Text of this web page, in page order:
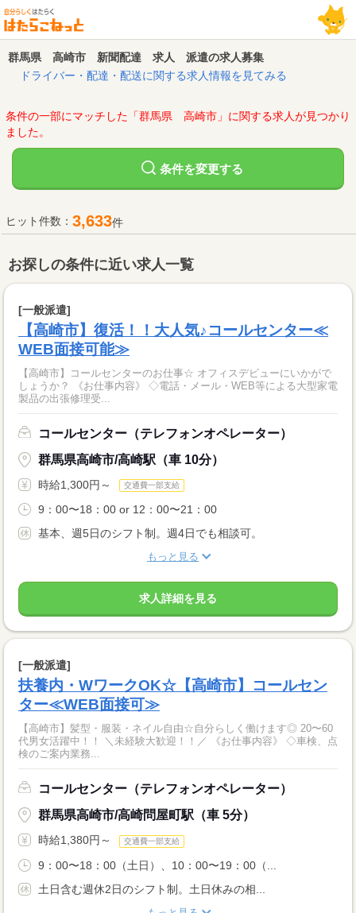
群馬県 高崎市 新聞配達 求人 派遣の求人募集
ドライバー・配達・配送に関する求人情報を見てみる
条件の一部にマッチした「群馬県 高崎市」に関する求人が見つかり
ました。
条件を変更する
ヒット件数： 3,633件
お探しの条件に近い求人一覧
[一般派遣]
【高崎市】復活！！大人気♪コールセンター≪
WEB面接可能≫
【高崎市】コールセンターのお仕事☆ オフィスデビューにいかがで
しょうか？ 《お仕事内容》 ◇電話・メール・WEB等による大型家電
製品の出張修理受...
コールセンター（テレフォンオペレーター）
群馬県高崎市/高崎駅（車 10分）
時給1,300円～ 交通費一部支給
9：00〜18：00 or 12：00〜21：00
基本、週5日のシフト制。週4日でも相談可。
もっと見る
求人詳細を見る
[一般派遣]
扶養内・WワークOK☆【高崎市】コールセン
ター≪WEB面接可≫
【高崎市】髪型・服装・ネイル自由☆自分らしく働けます◎ 20〜60
代男女活躍中！！ ＼未経験大歓迎！！／ 《お仕事内容》 ◇車検、点
検のご案内業務...
コールセンター（テレフォンオペレーター）
群馬県高崎市/高崎問屋町駅（車 5分）
時給1,380円～ 交通費一部支給
9：00〜18：00（土日）、10：00〜19：00（...
土日含む週休2日のシフト制。土日休みの相...